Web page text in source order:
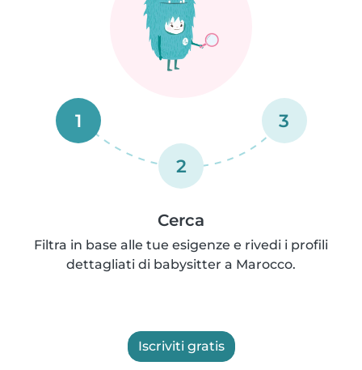
1
2
3
Cerca
Filtra in base alle tue esigenze e rivedi i profili
dettagliati di babysitter a Marocco.
Iscriviti gratis